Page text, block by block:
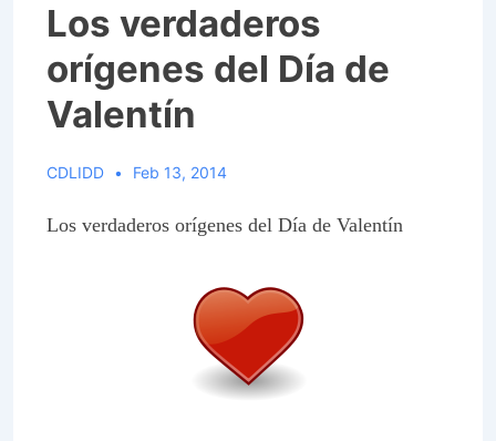
Los verdaderos
orígenes del Día de
Valentín
CDLIDD Feb 13, 2014
Los verdaderos orígenes del Día de Valentín